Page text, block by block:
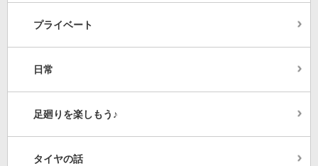
プライベート
日常
足廻りを楽しもう♪
タイヤの話